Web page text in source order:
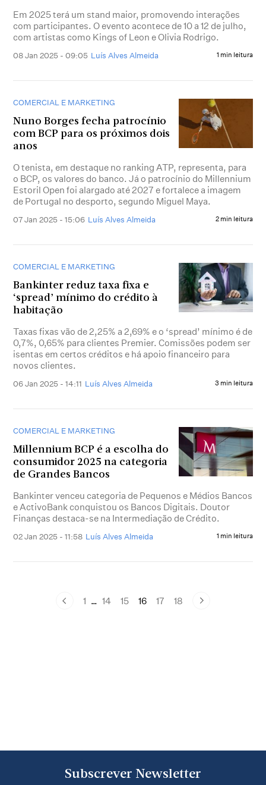
Em 2025 terá um stand maior, promovendo interações
com participantes. O evento acontece de 10 a 12 de julho,
com artistas como Kings of Leon e Olivia Rodrigo.
08 Jan 2025 - 09:05 Luís Alves Almeida 1 min leitura
COMERCIAL E MARKETING
Nuno Borges fecha patrocínio
com BCP para os próximos dois
anos
O tenista, em destaque no ranking ATP, representa, para
o BCP, os valores do banco. Já o patrocínio do Millennium
Estoril Open foi alargado até 2027 e fortalece a imagem
de Portugal no desporto, segundo Miguel Maya.
07 Jan 2025 - 15:06 Luís Alves Almeida 2 min leitura
COMERCIAL E MARKETING
Bankinter reduz taxa fixa e
‘spread’ mínimo do crédito à
habitação
Taxas fixas vão de 2,25% a 2,69% e o ‘spread’ mínimo é de
0,7%, 0,65% para clientes Premier. Comissões podem ser
isentas em certos créditos e há apoio financeiro para
novos clientes.
06 Jan 2025 - 14:11 Luís Alves Almeida 3 min leitura
COMERCIAL E MARKETING
Millennium BCP é a escolha do
consumidor 2025 na categoria
de Grandes Bancos
Bankinter venceu categoria de Pequenos e Médios Bancos
e ActivoBank conquistou os Bancos Digitais. Doutor
Finanças destaca-se na Intermediação de Crédito.
02 Jan 2025 - 11:58 Luís Alves Almeida 1 min leitura
1 … 14 15 16 17 18
Subscrever Newsletter